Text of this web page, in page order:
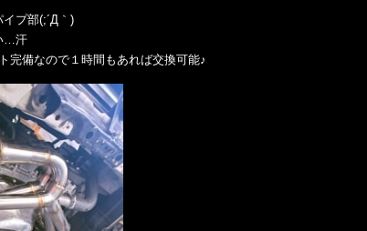
プ部(;´Д｀)
…汗
完備なので１時間もあれば交換可能♪